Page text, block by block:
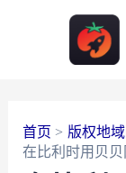
首页
版权地域
在比利时用贝